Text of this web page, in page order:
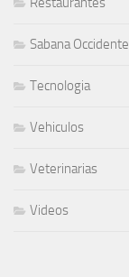
Sabana Occidente
Tecnologia
Vehiculos
Veterinarias
Videos